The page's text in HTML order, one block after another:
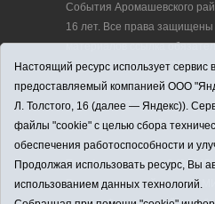
События Аромашевского
16 лет. Все права
материалов ссылка
Адрес редакции: 627350,
область, Аромашевский
Кирова, д. 13.
Адрес электронной почты
strudu72@obl72.ru
Телефон редакции: 8
Регистрационный номер
Настоящий ресурс использует сервис
предоставляемый компанией ООО
Л. Толстого, 16 (далее — Яндекс)).
файлы "cookie" с целью сбора
обеспечения работоспособности и
Продолжая использовать ресурс, Вы
использованием данных технологий.